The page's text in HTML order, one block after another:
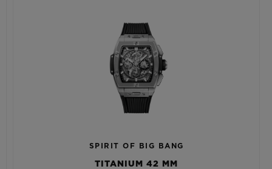
SPIRIT OF BIG BANG
TITANIUM 42 MM